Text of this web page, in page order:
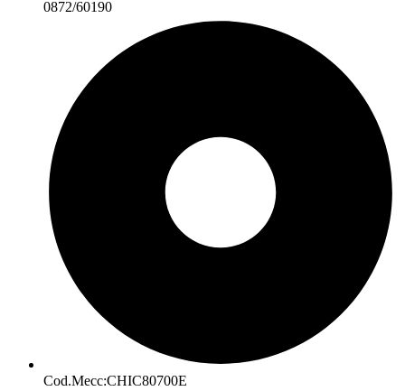
0872/60190
Cod.Mecc:CHIC80700E